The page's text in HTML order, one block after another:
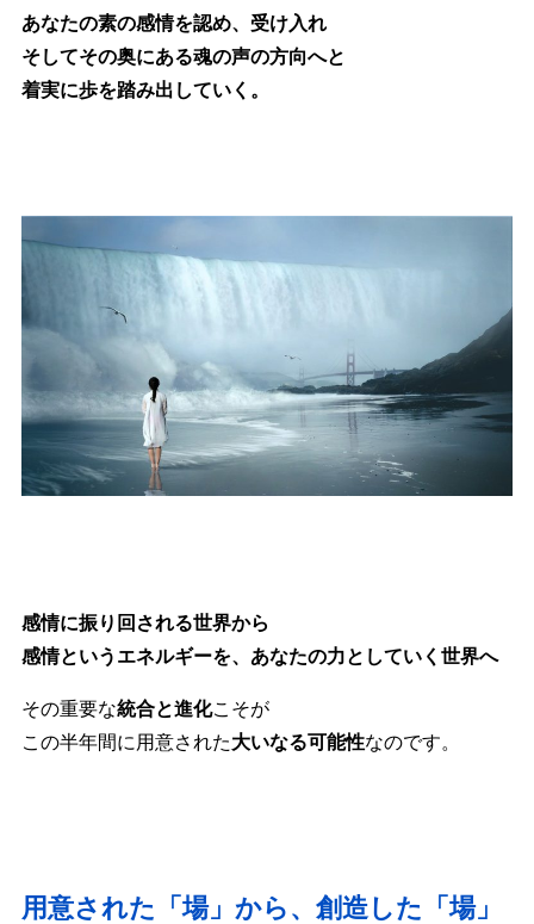
あなたの素の感情を認め、受け入れ
そしてその奥にある魂の声の方向へと
着実に歩を踏み出していく。
感情に振り回される世界から
感情というエネルギーを、あなたの力としていく世界へ
その重要な統合と進化こそが
この半年間に用意された大いなる可能性なのです。
用意された「場」から、創造した「場」